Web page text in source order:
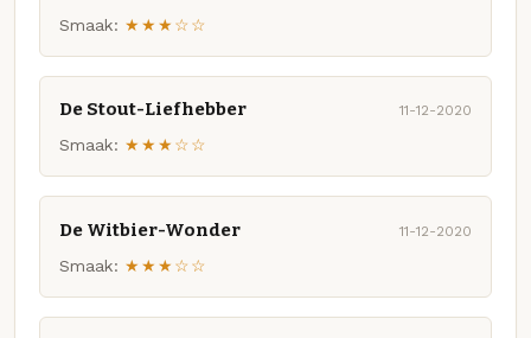
Smaak: ★★★☆☆
De Stout-Liefhebber 11-12-2020
Smaak: ★★★☆☆
De Witbier-Wonder 11-12-2020
Smaak: ★★★☆☆